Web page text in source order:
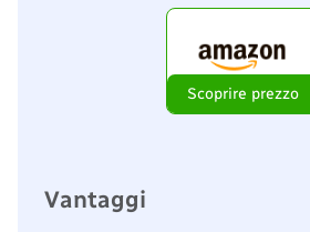
Scoprire prezzo
Vantaggi